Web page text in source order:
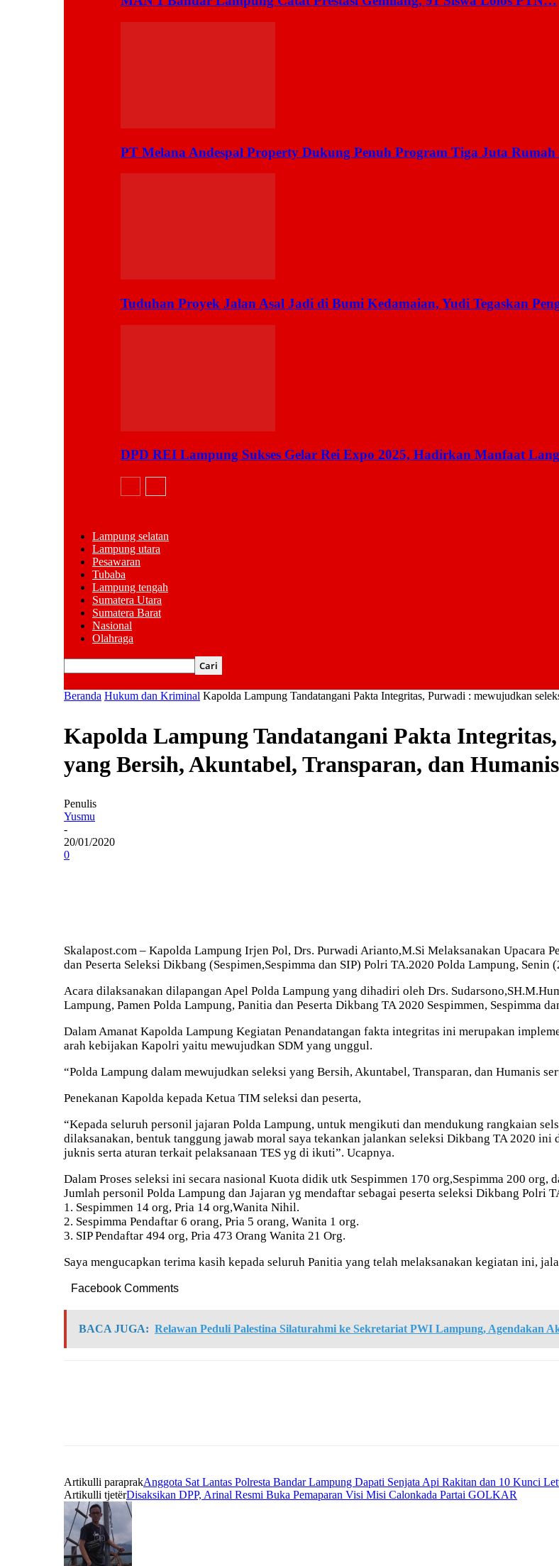
PT Melana Andespal Property Dukung Penuh Program Tiga Juta Rumah
Tuduhan Proyek Jalan Asal Jadi di Bumi Kedamaian, Yudi Tegaskan
DPD REI Lampung Sukses Gelar Rei Expo 2025, Hadirkan Manfaat
Lampung selatan
Lampung utara
Pesawaran
Tubaba
Lampung tengah
Sumatera Utara
Sumatera Barat
Nasional
Olahraga
Beranda Hukum dan Kriminal Kapolda Lampung Tandatangani Pakta Integritas, Purwadi : mewujudkan
Kapolda Lampung Tandatangani Pakta
yang Bersih, Akuntabel, Transparan, dan
Penulis
Yusmu
-
20/01/2020
0
Skalapost.com – Kapolda Lampung Irjen Pol, Drs. Purwadi Arianto,M.Si Melaksanakan Upacara
dan Peserta Seleksi Dikbang (Sespimen,Sespimma dan SIP) Polri TA.2020 Polda Lampung, Senin
Acara dilaksanakan dilapangan Apel Polda Lampung yang dihadiri oleh Drs.
Lampung, Pamen Polda Lampung, Panitia dan Peserta Dikbang TA 2020 Sespimmen, Sespimma
Dalam Amanat Kapolda Lampung Kegiatan Penandatangan fakta integritas ini merupakan
arah kebijakan Kapolri yaitu mewujudkan SDM yang unggul.
“Polda Lampung dalam mewujudkan seleksi yang Bersih, Akuntabel, Transparan, dan Humanis
Penekanan Kapolda kepada Ketua TIM seleksi dan peserta,
“Kepada seluruh personil jajaran Polda Lampung, untuk mengikuti dan mendukung rangkaian
dilaksanakan, bentuk tanggung jawab moral saya tekankan jalankan seleksi Dikbang TA 2020
juknis serta aturan terkait pelaksanaan TES yg di ikuti”. Ucapnya.
Dalam Proses seleksi ini secara nasional Kuota didik utk Sespimmen 170 org,Sespimma 200 org,
Jumlah personil Polda Lampung dan Jajaran yg mendaftar sebagai peserta seleksi Dikbang Polri
1. Sespimmen 14 org, Pria 14 org,Wanita Nihil.
2. Sespimma Pendaftar 6 orang, Pria 5 orang, Wanita 1 org.
3. SIP Pendaftar 494 org, Pria 473 Orang Wanita 21 Org.
Saya mengucapkan terima kasih kepada seluruh Panitia yang telah melaksanakan kegiatan ini,
Facebook Comments
BACA JUGA: Relawan Peduli Palestina Silaturahmi ke Sekretariat PWI Lampung, Agendakan
Artikulli paraprakAnggota Sat Lantas Polresta Bandar Lampung Dapati Senjata Api Rakitan dan 10 Kunci
Artikulli tjetërDisaksikan DPP, Arinal Resmi Buka Pemaparan Visi Misi Calonkada Partai GOLKAR